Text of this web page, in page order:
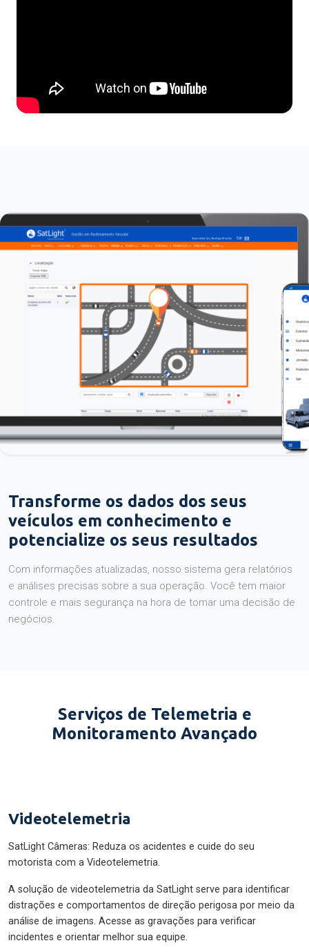
Transforme os dados dos seus
veículos em conhecimento e
potencialize os seus resultados
Com informações atualizadas, nosso sistema gera relatórios
e análises precisas sobre a sua operação. Você tem maior
controle e mais segurança na hora de tomar uma decisão de
negócios.
Serviços de Telemetria e
Monitoramento Avançado
Videotelemetria
SatLight Câmeras: Reduza os acidentes e cuide do seu
motorista com a Videotelemetria.
A solução de videotelemetria da SatLight serve para identificar
distrações e comportamentos de direção perigosa por meio da
análise de imagens. Acesse as gravações para verificar
incidentes e orientar melhor sua equipe.